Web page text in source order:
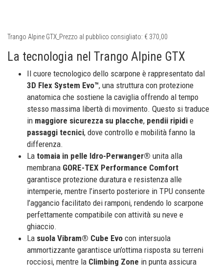
Trango Alpine GTX_Prezzo al pubblico consigliato: € 370,00
La tecnologia nel Trango Alpine GTX
Il cuore tecnologico dello scarpone è rappresentato dal
3D Flex System Evo™, una struttura con protezione
anatomica che sostiene la caviglia offrendo al tempo
stesso massima libertà di movimento. Questo si traduce
in maggiore sicurezza su placche, pendii ripidi e
passaggi tecnici, dove controllo e mobilità fanno la
differenza.
La tomaia in pelle Idro-Perwanger® unita alla
membrana GORE-TEX Performance Comfort
garantisce protezione duratura e resistenza alle
intemperie, mentre l’inserto posteriore in TPU consente
l’aggancio facilitato dei ramponi, rendendo lo scarpone
perfettamente compatibile con attività su neve e
ghiaccio.
La suola Vibram® Cube Evo con intersuola
ammortizzante garantisce un’ottima risposta su terreni
rocciosi, mentre la Climbing Zone in punta assicura